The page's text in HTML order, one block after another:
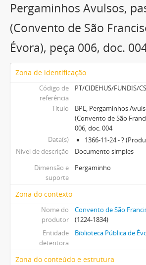
Pergaminhos Avulsos,
(Convento de São
Évora), peça 006, doc.
Zona de identificação
Código de
referência
PT/CIDEHUS/FUNDIS/
Título
BPE, Pergaminhos
(Convento de São
006, doc. 004
Data(s)
1366-11-24 - ?
Nível de descrição
Documento simples
Dimensão e
suporte
Pergaminho
Zona do contexto
Nome do
produtor
Convento de São
(1224-1834)
Entidade
detentora
Biblioteca Pública de
Zona do conteúdo e estrutura